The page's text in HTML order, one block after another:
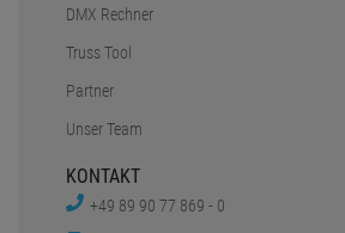
DMX Rechner
Truss Tool
Partner
Unser Team
KONTAKT
+49 89 90 77 869 - 0